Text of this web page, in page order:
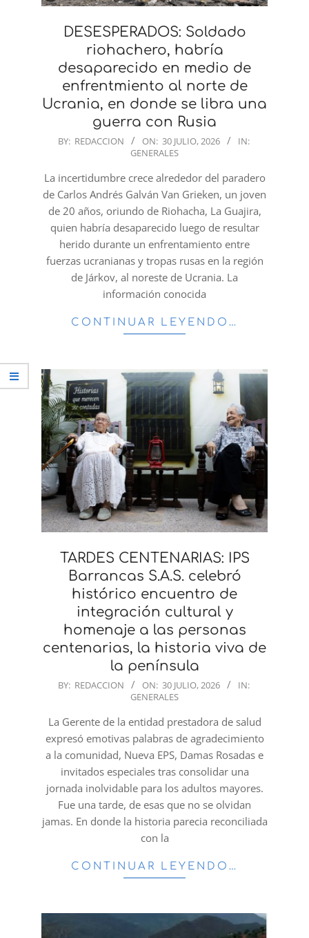
DESESPERADOS: Soldado
riohachero, habría
desaparecido en medio de
enfrentmiento al norte de
Ucrania, en donde se libra una
guerra con Rusia
2026-
30
BY: REDACCION ON: 30 JULIO, 2026
IN:
GENERALES
La incertidumbre crece alrededor del paradero
de Carlos Andrés Galván Van Grieken, un joven
de 20 años, oriundo de Riohacha, La Guajira,
quien habría desaparecido luego de resultar
herido durante un enfrentamiento entre
fuerzas ucranianas y tropas rusas en la región
de Járkov, al noreste de Ucrania. La
información conocida
CONTINUAR LEYENDO…
TARDES CENTENARIAS: IPS
Barrancas S.A.S. celebró
histórico encuentro de
integración cultural y
homenaje a las personas
centenarias, la historia viva de
la península
2026-
30
BY: REDACCION ON: 30 JULIO, 2026
IN:
GENERALES
La Gerente de la entidad prestadora de salud
expresó emotivas palabras de agradecimiento
a la comunidad, Nueva EPS, Damas Rosadas e
invitados especiales tras consolidar una
jornada inolvidable para los adultos mayores.
Fue una tarde, de esas que no se olvidan
jamas. En donde la historia parecia reconciliada
con la
CONTINUAR LEYENDO…